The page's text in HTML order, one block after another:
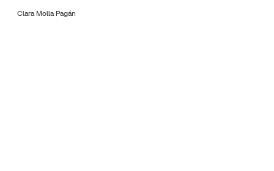
Clara Molla Pagán